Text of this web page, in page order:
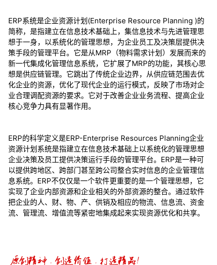
ERP系统是企业资源计划(Enterprise Resource Planning )的
简称，是指建立在信息技术基础上，集信息技术与先进管理思
想于一身，以系统化的管理思想，为企业员工及决策层提供决
策手段的管理平台。它是从MRP（物料需求计划）发展而来的
新一代集成化管理信息系统，它扩展了MRP的功能，其核心思
想是供应链管理。它跳出了传统企业边界，从供应链范围去优
化企业的资源，优化了现代企业的运行模式，反映了市场对企
业合理调配资源的要求。它对于改善企业业务流程、提高企业
核心竞争力具有显著作用。
ERP的科学定义是ERP-Enterprise Resources Planning企业
资源计划系统是指建立在信息技术基础上以系统化的管理思想
企业决策及员工提供决策运行手段的管理平台。ERP是一种可
以提供跨地区、跨部门甚至跨公司整合实时信息的企业管理信
息系统。ERP不仅仅是一个软件更重要的是一个管理思想，它
实现了企业内部资源和企业相关的外部资源的整合。通过软件
把企业的人、财、物、产、供销及相应的物流、信息流、资金
流、管理流、增值流等紧密地集成起来实现资源优化和共享。